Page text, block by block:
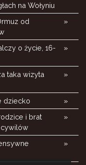
na Wołyniu
»
od
»
o życie, 16-
»
taka wizyta
»
dziecko
»
i brat
cywilów
»